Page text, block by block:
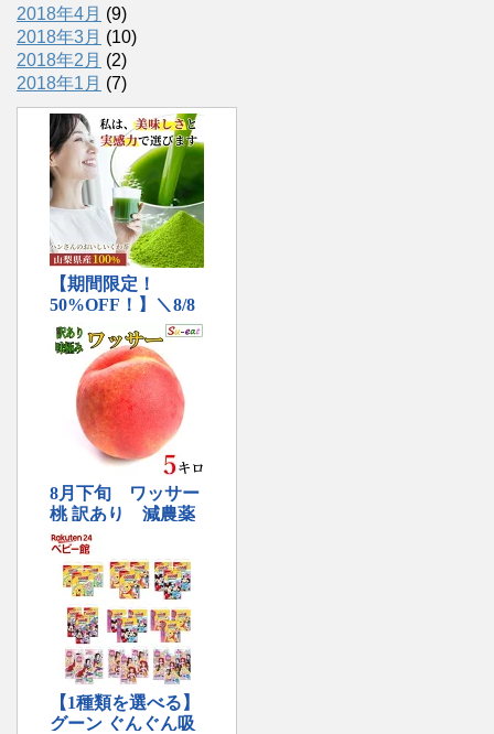
2018年4月 (9)
2018年3月 (10)
2018年2月 (2)
2018年1月 (7)